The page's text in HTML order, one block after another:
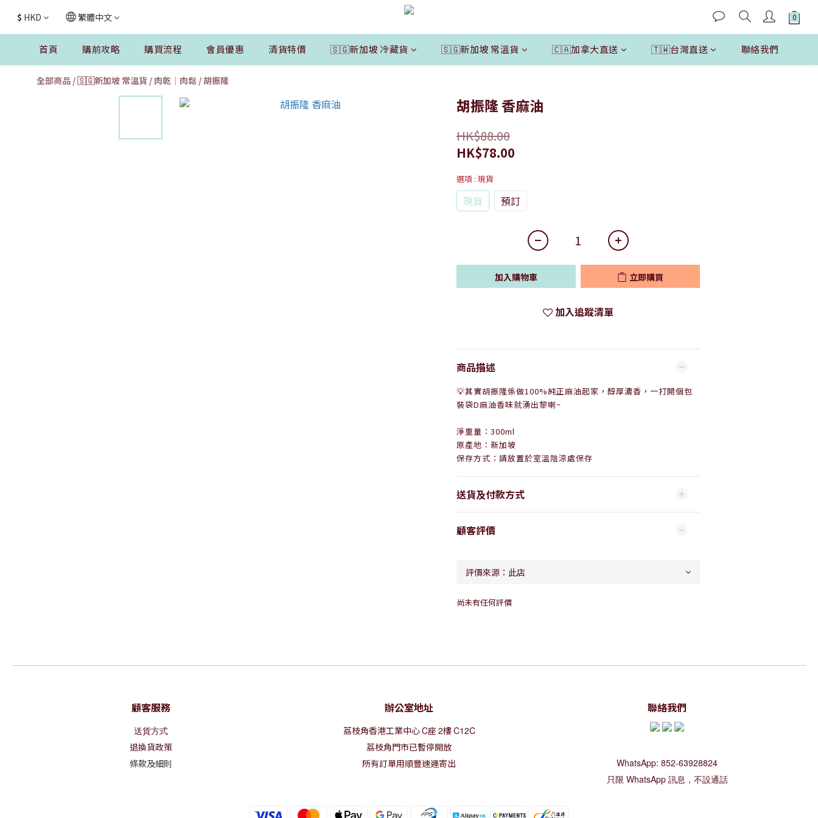
$ HKD 繁體中文
首頁 購前攻略 購買流程 會員優惠 清貨特價 🇸🇬新加坡 冷藏貨 🇸🇬新加坡 常溫貨 🇨🇦加拿大直送 🇹🇼台灣直送 聯絡我們
全部商品 /🇸🇬新加坡 常溫貨 / 肉乾｜肉鬆 /胡振隆
胡振隆 香麻油
HK$88.00
HK$78.00
選項 : 現貨
現貨 預訂
加入購物車 立即購買
加入追蹤清單
商品描述
💡其實胡振隆係做100%純正麻油起家，醇厚濃香，一打開個包
裝袋D麻油香味就湧出黎喇~
淨重量：300ml
原產地：新加坡
保存方式：請放置於室溫陰涼處保存
送貨及付款方式
顧客評價
尚未有任何評價
顧客服務
送貨方式
退換貨政策
條款及細則
辦公室地址
荔枝角香港工業中心C座2樓C12C
荔枝角門市已暫停開放
所有訂單用順豐速運寄出
聯絡我們
WhatsApp: 852-63928824
只限 WhatsApp 訊息，不設通話